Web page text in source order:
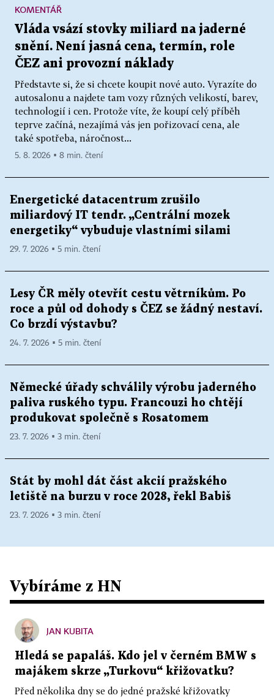
Vláda vsází stovky miliard na jaderné
snění. Není jasná cena, termín, role
ČEZ ani provozní náklady
Představte si, že si chcete koupit nové auto. Vyrazíte do
autosalonu a najdete tam vozy různých velikostí, barev,
technologií i cen. Protože víte, že koupí celý příběh
teprve začíná, nezajímá vás jen pořizovací cena, ale
také spotřeba, náročnost...
KOMENTÁŘ
5. 8. 2026 ▪ 8 min. čtení
Energetické datacentrum zrušilo
miliardový IT tendr. „Centrální mozek
energetiky“ vybuduje vlastními silami
29. 7. 2026 ▪ 5 min. čtení
Lesy ČR měly otevřít cestu větrníkům. Po
roce a půl od dohody s ČEZ se žádný nestaví.
Co brzdí výstavbu?
24. 7. 2026 ▪ 5 min. čtení
Německé úřady schválily výrobu jaderného
paliva ruského typu. Francouzi ho chtějí
produkovat společně s Rosatomem
23. 7. 2026 ▪ 3 min. čtení
Stát by mohl dát část akcií pražského
letiště na burzu v roce 2028, řekl Babiš
23. 7. 2026 ▪ 3 min. čtení
Vybíráme z HN
JAN KUBITA
Hledá se papaláš. Kdo jel v černém BMW s
majákem skrze „Turkovu“ křižovatku?
Před několika dny se do jedné pražské křižovatky